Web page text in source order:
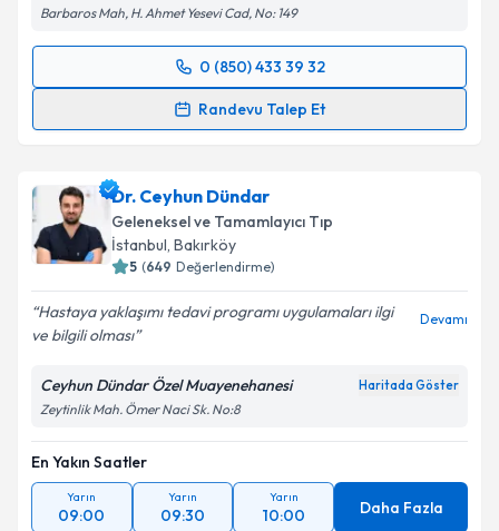
Barbaros Mah, H. Ahmet Yesevi Cad, No: 149
0 (850) 433 39 32
Randevu Talep Et
Randevu Takvimi Talebi
takvim hazırlandığında e-posta ile bilgilendireceğiz.
E-posta Adresiniz
'ni okudum ve kişisel verilerimin belirtilen
kapsamda işlenmesini kabul ediyorum.
Dr. Ceyhun Dündar
Geleneksel ve Tamamlayıcı Tıp
İstanbul, Bakırköy
5 (649 Değerlendirme)
Hastaya yaklaşımı tedavi programı uygulamaları ilgi
ve bilgili olması
Devamı
Ceyhun Dündar Özel Muayenehanesi Haritada Göster
Zeytinlik Mah. Ömer Naci Sk. No:8
En Yakın Saatler
Yarın
09:00
Yarın
09:30
Yarın
10:00 Daha Fazla